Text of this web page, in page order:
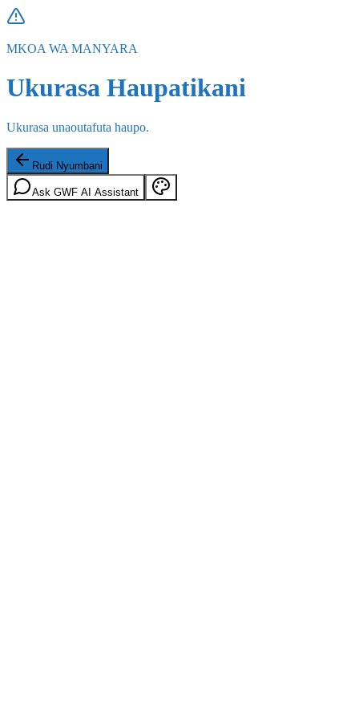
MKOA WA MANYARA
Ukurasa Haupatikani
Ukurasa unaoutafuta haupo.
Rudi Nyumbani
Ask GWF AI Assistant